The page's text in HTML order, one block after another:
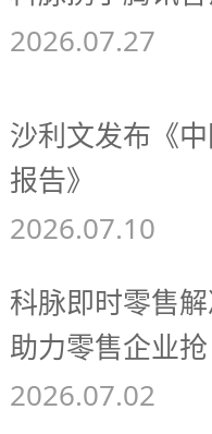
2026.07.27
沙利文发布《
报告》
2026.07.10
科脉即时零售
助力零售企业
2026.07.02